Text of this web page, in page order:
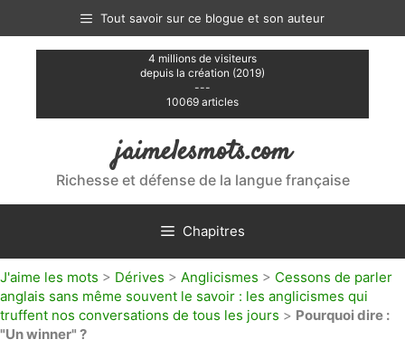
contenu
Tout savoir sur ce blogue et son auteur
4 millions de visiteurs
depuis la création (2019)
---
10069 articles
jaimelesmots.com
Richesse et défense de la langue française
Chapitres
J'aime les mots > Dérives > Anglicismes > Cessons de parler
anglais sans même souvent le savoir : les anglicismes qui
truffent nos conversations de tous les jours > Pourquoi dire :
"Un winner" ?